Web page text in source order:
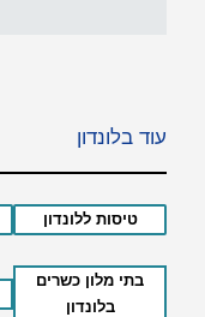
עוד בלונדון
טיסות ללונדון
בתי מלון כשרים
בלונדון